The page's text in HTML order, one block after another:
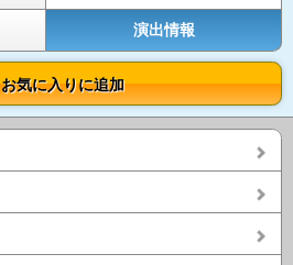
演出情報
お気に入りに追加